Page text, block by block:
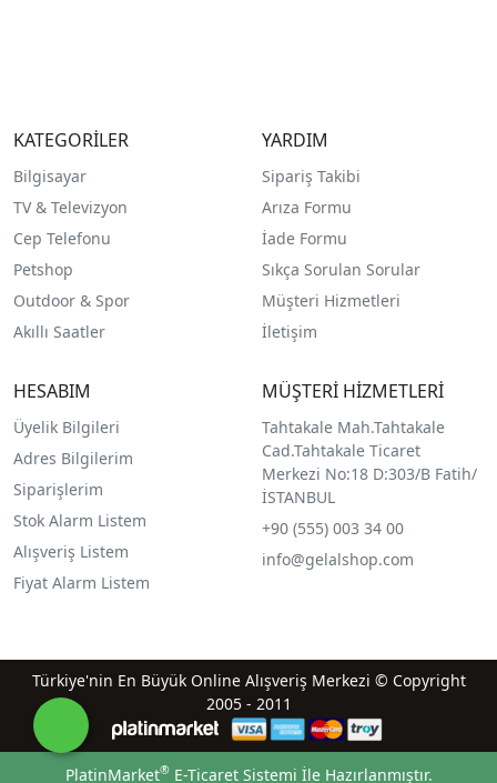
KATEGORİLER
Bilgisayar
TV & Televizyon
Cep Telefonu
Petshop
Outdoor & Spor
Akıllı Saatler
YARDIM
Sipariş Takibi
Arıza Formu
İade Formu
Sıkça Sorulan Sorular
Müşteri Hizmetleri
İletişim
HESABIM
Üyelik Bilgileri
Adres Bilgilerim
Siparişlerim
Stok Alarm Listem
Alışveriş Listem
Fiyat Alarm Listem
MÜŞTERİ HİZMETLERİ
Tahtakale Mah.Tahtakale
Cad.Tahtakale Ticaret
Merkezi No:18 D:303/B Fatih/
İSTANBUL
+90 (555) 003 34 00
info@gelalshop.com
Türkiye'nin En Büyük Online Alışveriş Merkezi © Copyright
2005 - 2011
PlatinMarket®E-Ticaret Sistemi İle Hazırlanmıştır.